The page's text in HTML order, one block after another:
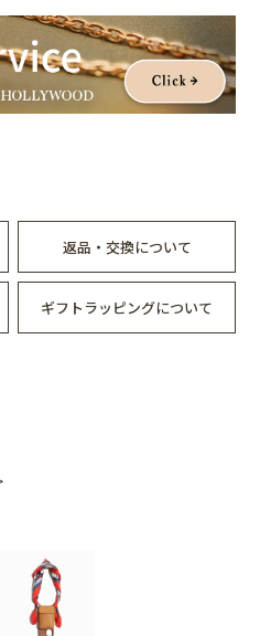
28.5g
返品・交換について
ギフトラッピングについて